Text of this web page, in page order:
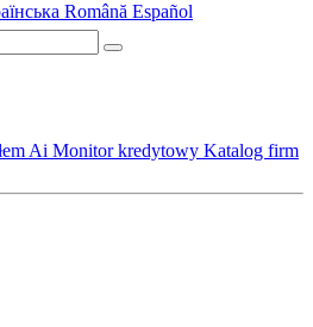
Română Español
Ai Monitor kredytowy Katalog firm